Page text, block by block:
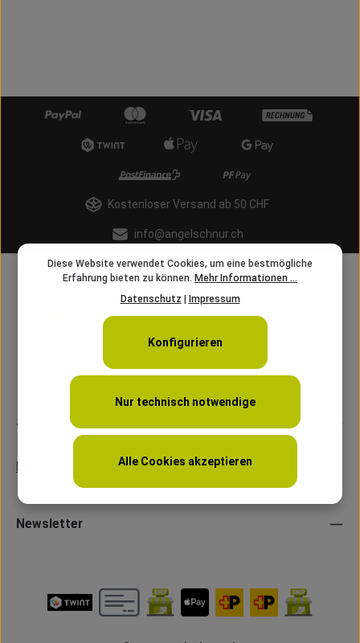
Kostenloser Versand ab 50 CHF
info@angelschnur.ch
Service
Laden Öffnungszeiten
Newsletter
Diese Website verwendet Cookies, um eine bestmögliche
Erfahrung bieten zu können. Mehr Informationen ...
Datenschutz
Impressum
Nur technisch notwendige
Konfigurieren
Alle Cookies akzeptieren